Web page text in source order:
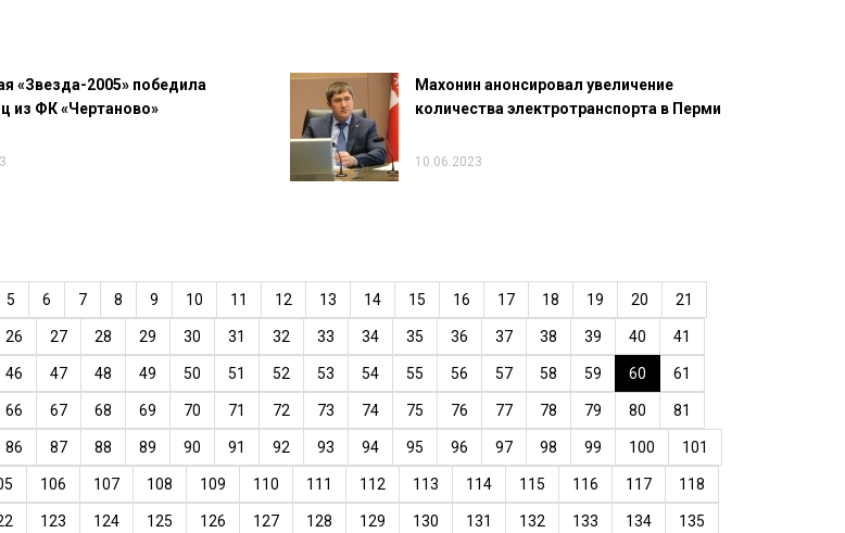
«Звезда-2005» победила
из ФК «Чертаново»
Махонин анонсировал увеличение
количества электротранспорта в Перми
10.06.2023
5 6 7 8 9 10 11 12 13 14 15 16 17 18 19 20 21
26 27 28 29 30 31 32 33 34 35 36 37 38 39 40 41
46 47 48 49 50 51 52 53 54 55 56 57 58 59 60 61
66 67 68 69 70 71 72 73 74 75 76 77 78 79 80 81
86 87 88 89 90 91 92 93 94 95 96 97 98 99 100 101
106 107 108 109 110 111 112 113 114 115 116 117 118
123 124 125 126 127 128 129 130 131 132 133 134 135